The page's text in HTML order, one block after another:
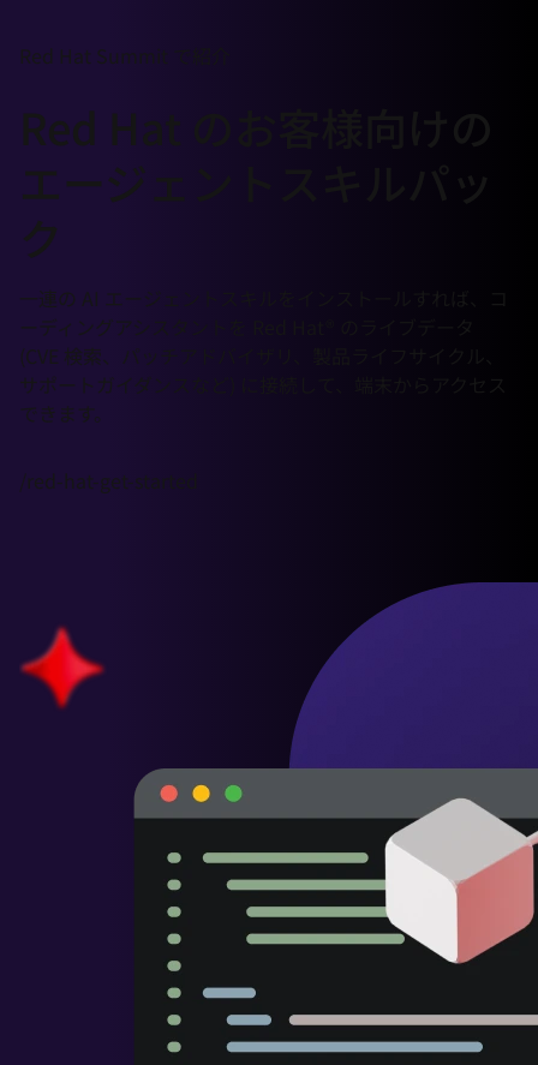
さ
Red Hat Summit で紹介
Red Hat のお客様向けの
エージェントスキルパッ
ク
一連の AI エージェントスキルをインストールすれば、コ
ーディングアシスタントを Red Hat® のライブデータ
(CVE 検索、パッチアドバイザリ、製品ライフサイクル、
サポートガイダンスなど) に接続して、端末からアクセス
できます。
/red-hat-get-started